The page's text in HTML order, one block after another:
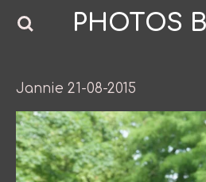
Ga
de
hoofdinhoud
PHOTOS
Jannie 21-08-2015